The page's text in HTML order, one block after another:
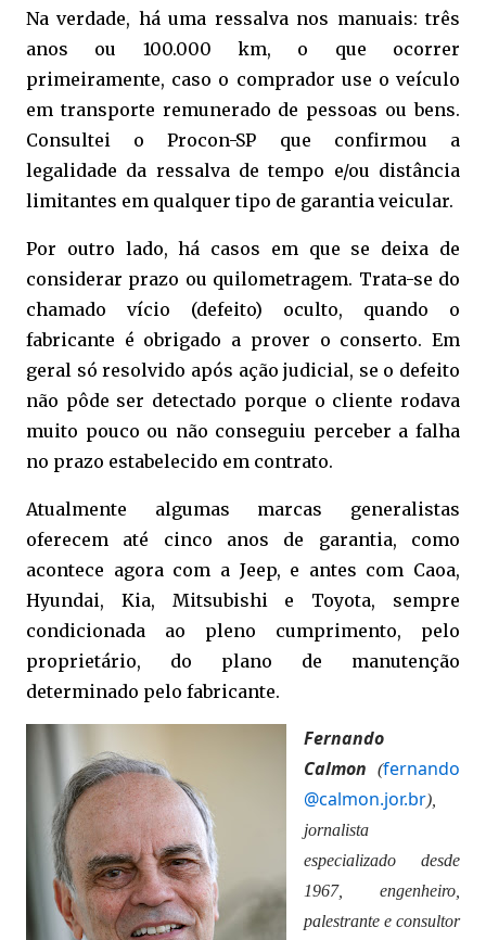
Na verdade, há uma ressalva nos manuais: três
anos ou 100.000 km, o que ocorrer
primeiramente, caso o comprador use o veículo
em transporte remunerado de pessoas ou bens.
Consultei o Procon-SP que confirmou a
legalidade da ressalva de tempo e/ou distância
limitantes em qualquer tipo de garantia veicular.
Por outro lado, há casos em que se deixa de
considerar prazo ou quilometragem. Trata-se do
chamado vício (defeito) oculto, quando o
fabricante é obrigado a prover o conserto. Em
geral só resolvido após ação judicial, se o defeito
não pôde ser detectado porque o cliente rodava
muito pouco ou não conseguiu perceber a falha
no prazo estabelecido em contrato.
Atualmente algumas marcas generalistas
oferecem até cinco anos de garantia, como
acontece agora com a Jeep, e antes com Caoa,
Hyundai, Kia, Mitsubishi e Toyota, sempre
condicionada ao pleno cumprimento, pelo
proprietário, do plano de manutenção
determinado pelo fabricante.
Fernando
Calmon (fernando
@calmon.jor.br),
jornalista
especializado desde
1967, engenheiro,
palestrante e consultor